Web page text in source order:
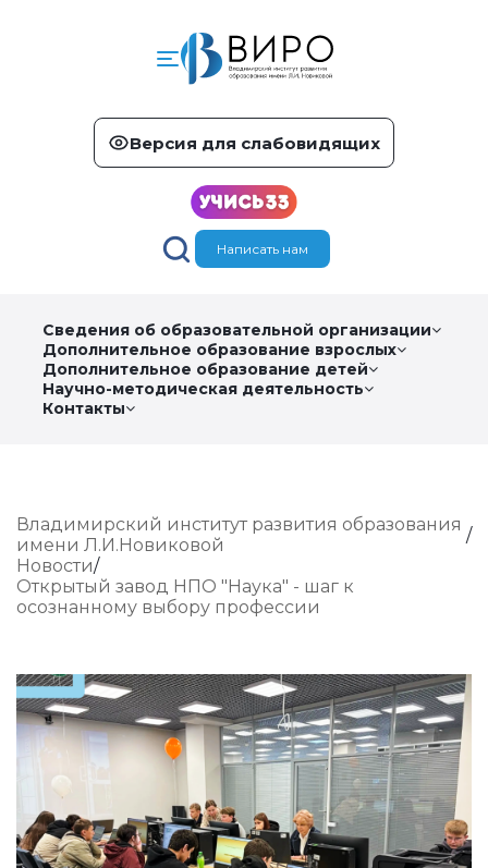
Версия для слабовидящих
Написать нам
Сведения об образовательной организации
Дополнительное образование взрослых
Дополнительное образование детей
Научно-методическая деятельность
Контакты
Владимирский институт развития образования
имени Л.И.Новиковой
Новости
Открытый завод НПО "Наука" - шаг к
осознанному выбору профессии